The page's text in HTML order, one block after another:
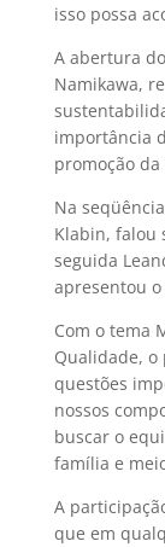
isso possa
A abertura
Namikawa,
importância
promoção
Na
Klabin, falou
seguida
apresentou o
Com o tema
Qualidade,
questões
nossos
buscar o
família e
A
que em